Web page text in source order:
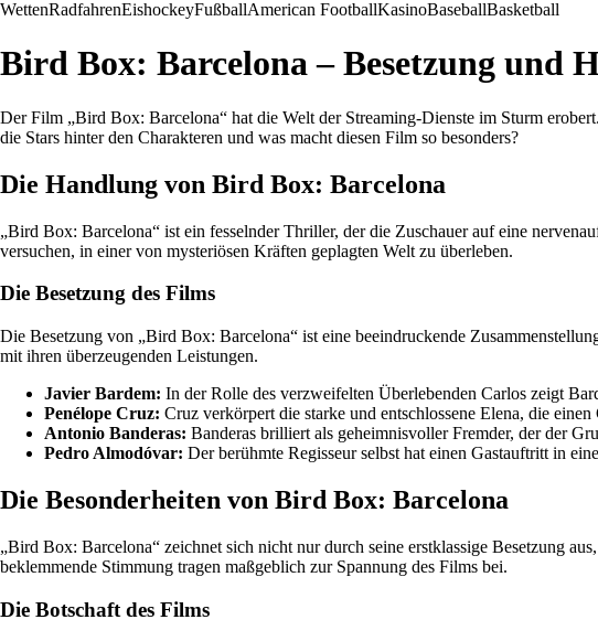
WettenRadfahrenEishockeyFußballAmerican FootballKasinoBaseballBasketball
Bird Box: Barcelona – Besetzung und
Der Film „Bird Box: Barcelona“ hat die Welt der Streaming-Dienste im Sturm
die Stars hinter den Charakteren und was macht diesen Film so besonders?
Die Handlung von Bird Box: Barcelona
„Bird Box: Barcelona“ ist ein fesselnder Thriller, der die Zuschauer auf eine
versuchen, in einer von mysteriösen Kräften geplagten Welt zu überleben.
Die Besetzung des Films
Die Besetzung von „Bird Box: Barcelona“ ist eine beeindruckende
mit ihren überzeugenden Leistungen.
Javier Bardem: In der Rolle des verzweifelten Überlebenden Carlos zeigt
Penélope Cruz: Cruz verkörpert die starke und entschlossene Elena, die
Antonio Banderas: Banderas brilliert als geheimnisvoller Fremder, der der
Pedro Almodóvar: Der berühmte Regisseur selbst hat einen Gastauftritt in
Die Besonderheiten von Bird Box: Barcelona
„Bird Box: Barcelona“ zeichnet sich nicht nur durch seine erstklassige Besetzung
beklemmende Stimmung tragen maßgeblich zur Spannung des Films bei.
Die Botschaft des Films